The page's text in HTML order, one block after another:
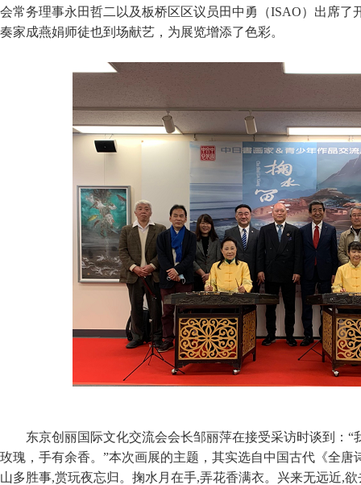
会常务理事永田哲二以及板桥区区议员田中勇（ISAO）出席了
奏家成燕娟师徒也到场献艺，为展览增添了色彩。
东京创丽国际文化交流会会长邹丽萍在接受采访时谈到：“
玫瑰，手有余香。”本次画展的主题，其实选自中国古代《全唐
山多胜事,赏玩夜忘归。掬水月在手,弄花香满衣。兴来无远近,